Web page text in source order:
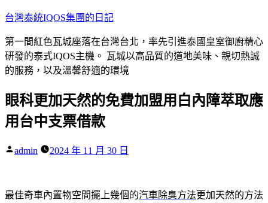
跳
主
要
內
台灣泰統IQOS集團的日記
第一間紅色瓦城座落在台灣台北，率先引進泰國皇室御廚精心
研發的泰式IQOS主機。 瓦城以高品質的道地美味、親切熱誠
的服務，以及溫馨舒適的環境
眼科更加天然的免費加盟用白內障萃取應
用台中支票借款
作
admin 2024 年 11 月 30 日
最佳奇車內置物空間擺上幾個的汽車除臭方法更加天然的方法